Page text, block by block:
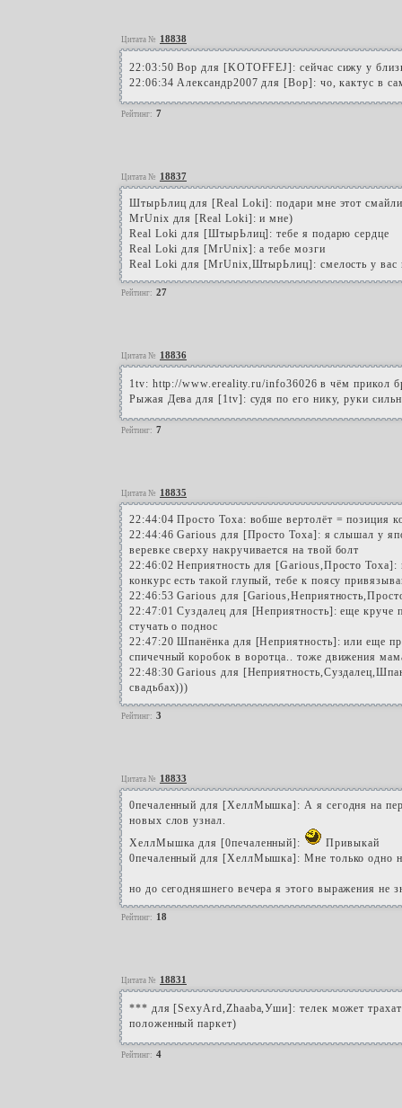
Цитата № 18838
22:03:50 Вор для [KOTOFFEJ]: сейчас сижу у
22:06:34 Александр2007 для [Вор]: чо, кактус в
Рейтинг: 7
Цитата № 18837
ШтырЬлиц для [Real Loki]: подари мне этот
MrUnix для [Real Loki]: и мне)
Real Loki для [ШтырЬлиц]: тебе я подарю сердце
Real Loki для [MrUnix]: а тебе мозги
Real Loki для [MrUnix,ШтырЬлиц]: смелость у вас
Рейтинг: 27
Цитата № 18836
1tv: http://www.ereality.ru/info36026 в чём прикол
Рыжая Дева для [1tv]: судя по его нику, руки
Рейтинг: 7
Цитата № 18835
22:44:04 Просто Тоха: вобше вертолёт = позиция
22:44:46 Garious для [Просто Тоха]: я слышал у
веревке сверху накручивается на твой болт
22:46:02 Неприятность для [Garious,Просто Тоха]:
конкурс есть такой глупый, тебе к поясу
22:46:53 Garious для
22:47:01 Суздалец для [Неприятность]: еще круче
стучать о поднос
22:47:20 Шпанёнка для [Неприятность]: или еще
спичечный коробок в воротца.. тоже движения
22:48:30 Garious для
свадьбах)))
Рейтинг: 3
Цитата № 18833
0печаленный для [ХеллМышка]: А я сегодня на
новых слов узнал.
ХеллМышка для [0печаленный]:
Привыкай
0печаленный для [ХеллМышка]: Мне только одно
но до сегодняшнего вечера я этого выражения не
Рейтинг: 18
Цитата № 18831
*** для [SexyArd,Zhaaba,Уши]: телек может
положенный паркет)
Рейтинг: 4